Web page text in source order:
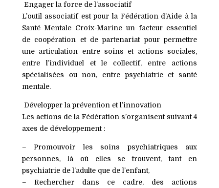
Engager la force de l’associatif
L’outil associatif est pour la Fédération d’Aide à la
Santé Mentale Croix-Marine un facteur essentiel
de coopération et de partenariat pour permettre
une articulation entre soins et actions sociales,
entre l’individuel et le collectif, entre actions
spécialisées ou non, entre psychiatrie et santé
mentale.
Développer la prévention et l’innovation
Les actions de la Fédération s’organisent suivant 4
axes de développement :
– Promouvoir les soins psychiatriques aux
personnes, là où elles se trouvent, tant en
psychiatrie de l’adulte que de l’enfant,
– Rechercherdans ce cadre, des actions